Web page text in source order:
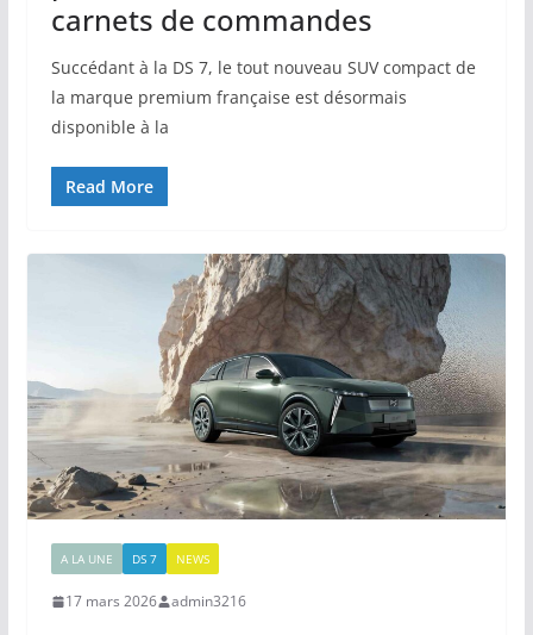
carnets de commandes
Succédant à la DS 7, le tout nouveau SUV compact de
la marque premium française est désormais
disponible à la
Read More
A LA UNE DS 7 NEWS
17 mars 2026 admin3216